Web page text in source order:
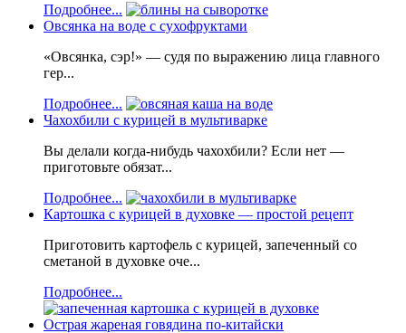
Подробнее...
Овсянка на воде с сухофруктами
«Овсянка, сэр!» — судя по выражению лица главного
гер...
Подробнее...
Чахохбили с курицей в мультиварке
Вы делали когда-нибудь чахохбили? Если нет —
приготовьте обязат...
Подробнее...
Картошка с курицей в духовке — простой рецепт
Приготовить картофель с курицей, запеченный со
сметаной в духовке оче...
Подробнее...
Острая жареная говядина по-китайски